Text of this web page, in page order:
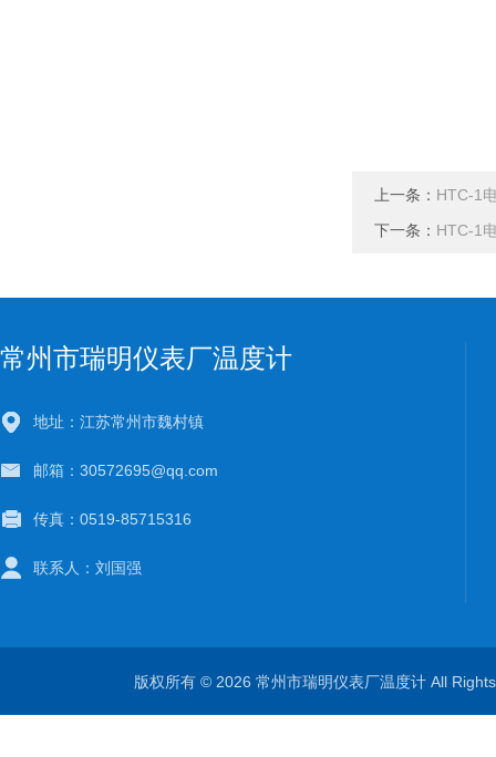
上一条： HTC-1
下一条： HTC-1
常州市瑞明仪表厂温度计
地址：江苏常州市魏村镇
邮箱：30572695@qq.com
传真：0519-85715316
联系人：刘国强
版权所有 © 2026 常州市瑞明仪表厂温度计 All